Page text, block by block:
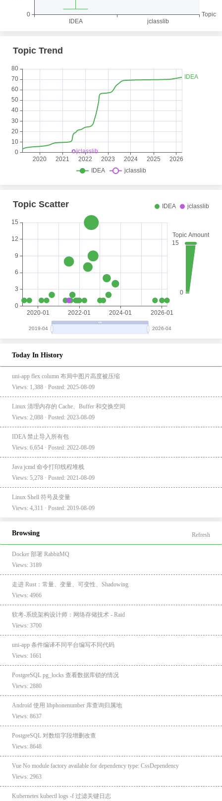
Today In History
uni-app flex column 布局中图片高度被压缩
Views: 1,388 · Posted: 2025-08-09
Linux 清理内存的 Cache、Buffer 和交换空间
Views: 2,088 · Posted: 2023-08-09
IDEA 禁止导入所有包
Views: 6,654 · Posted: 2022-08-09
Java jcmd 命令打印线程堆栈
Views: 5,278 · Posted: 2021-08-09
Linux Shell 符号及变量
Views: 4,311 · Posted: 2019-08-09
Browsing Refresh
Docker 部署 RabbitMQ
Views: 3189
走进 Rust：常量、变量、可变性、Shadowing
Views: 4966
软考-系统架构设计师：网络存储技术 - Raid
Views: 3700
uni-app 条件编译不同平台编写不同代码
Views: 1661
PostgreSQL pg_locks 查看数据库锁的情况
Views: 2880
Android 使用 libphonenumber 库查询归属地
Views: 8637
PostgreSQL 对数组字段增删改查
Views: 8648
Vue No module factory available for dependency type: CssDependency
Views: 2963
Kubernetes kubectl logs -f 过滤关键日志